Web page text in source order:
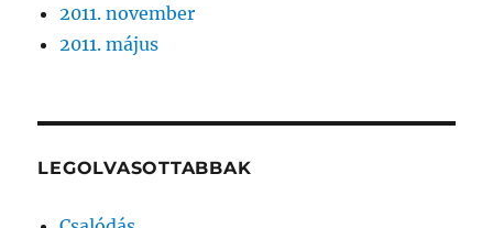
2011. november
2011. május
LEGOLVASOTTABBAK